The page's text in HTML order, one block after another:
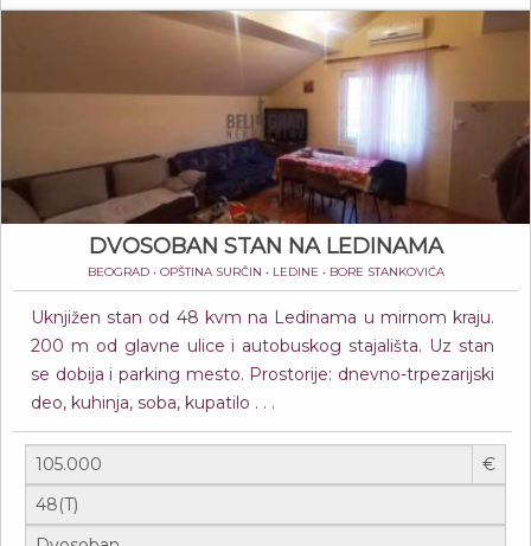
DVOSOBAN STAN NA LEDINAMA
BEOGRAD • OPŠTINA SURČIN • LEDINE • BORE STANKOVIĆA
Uknjižen stan od 48 kvm na Ledinama u mirnom kraju.
200 m od glavne ulice i autobuskog stajališta. Uz stan
se dobija i parking mesto. Prostorije: dnevno-trpezarijski
deo, kuhinja, soba, kupatilo . . .
€